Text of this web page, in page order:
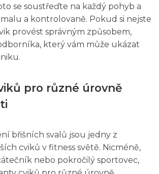
se soustřeďte na každý pohyb a
a kontrolovaně. Pokud si nejste
provést správným způsobem,
který vám může ukázat
pro různé úrovně
břišních svalů jsou jedny z
cviků v fitness světě. Nicméně,
nebo pokročilý sportovec,